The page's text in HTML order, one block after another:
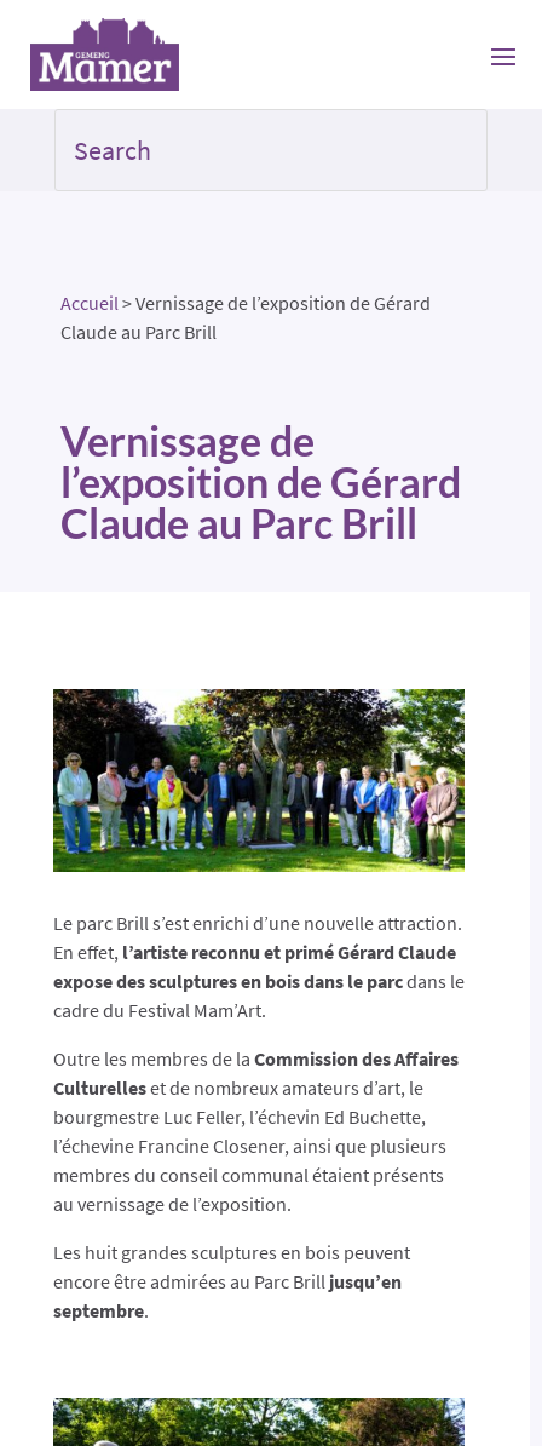
Accueil>Vernissage de l’exposition de Gérard
Claude au Parc Brill
Vernissage de
l’exposition de Gérard
Claude au Parc Brill
Le parc Brill s’est enrichi d’une nouvelle attraction.
En effet, l’artiste reconnu et primé Gérard Claude
expose des sculptures en bois dans le parcdans le
cadre du Festival Mam’Art.
Outre les membres de la Commission des Affaires
Culturelleset de nombreux amateurs d’art, le
bourgmestre Luc Feller, l’échevin Ed Buchette,
l’échevine Francine Closener, ainsi que plusieurs
membres du conseil communal étaient présents
au vernissage de l’exposition.
Les huit grandes sculptures en bois peuvent
encore être admirées au Parc Brill jusqu’en
septembre.